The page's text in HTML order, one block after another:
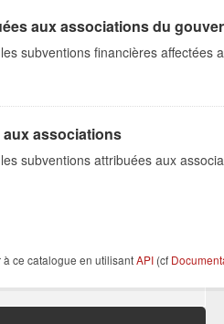
aux associations du
subventions financières
associations
subventions attribuées aux
ce catalogue en utilisantAPI (cf